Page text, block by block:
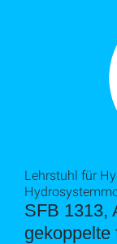
SFB 1313,
gekoppelte
Lehrstuhl für